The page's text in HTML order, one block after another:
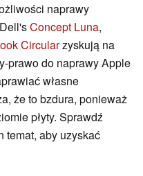
naprawy
Concept Luna,
Circularzyskują na
prawo do naprawy Apple
własne
że to bzdura, ponieważ
płyty. Sprawdź
temat, aby uzyskać